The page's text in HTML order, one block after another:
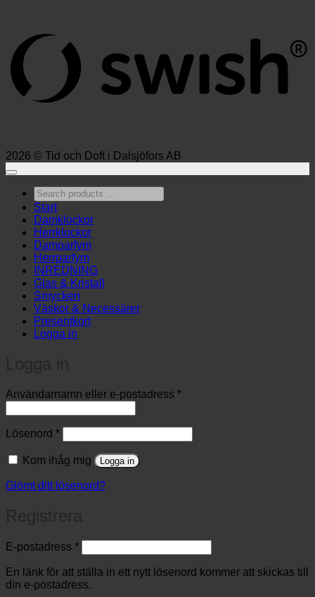
2026 © Tid och Doft i Dalsjöfors AB
Search
products
…
Start
Damklockor
Herrklockor
Damparfym
Herrparfym
INREDNING
Glas & Kristall
Smycken
Väskor & Necessärer
Presentkort
Logga in
Användarnamn eller e-postadress *Obligatoriskt
Lösenord *Obligatoriskt
Kom ihåg mig Logga in
Glömt ditt lösenord?
E-postadress *Obligatoriskt
En länk för att ställa in ett nytt lösenord kommer att skickas till
din e-postadress.